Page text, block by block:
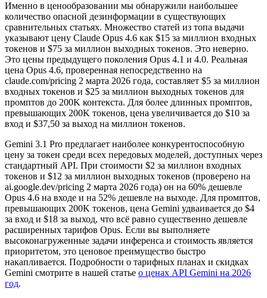
Именно в ценообразовании мы обнаружили наибольшее
количество опасной дезинформации в существующих
сравнительных статьях. Множество статей из топа выдачи
указывают цену Claude Opus 4.6 как $15 за миллион входных
токенов и $75 за миллион выходных токенов. Это неверно.
Это цены предыдущего поколения Opus 4.1 и 4.0. Реальная
цена Opus 4.6, проверенная непосредственно на
claude.com/pricing 2 марта 2026 года, составляет $5 за миллион
входных токенов и $25 за миллион выходных токенов для
промптов до 200K контекста. Для более длинных промптов,
превышающих 200K токенов, цена увеличивается до $10 за
вход и $37,50 за выход на миллион токенов.
Gemini 3.1 Pro предлагает наиболее конкурентоспособную
цену за токен среди всех передовых моделей, доступных через
стандартный API. При стоимости $2 за миллион входных
токенов и $12 за миллион выходных токенов (проверено на
ai.google.dev/pricing 2 марта 2026 года) он на 60% дешевле
Opus 4.6 на входе и на 52% дешевле на выходе. Для промптов,
превышающих 200K токенов, цена Gemini удваивается до $4
за вход и $18 за выход, что всё равно существенно дешевле
расширенных тарифов Opus. Если вы выполняете
высоконагруженные задачи инференса и стоимость является
приоритетом, это ценовое преимущество быстро
накапливается. Подробности о тарифных планах и скидках
Gemini смотрите в нашей статье о ценах API Gemini на 2026
год.